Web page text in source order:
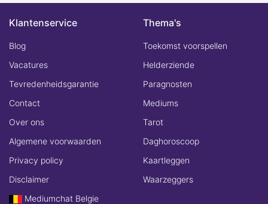
Klantenservice
Blog
Vacatures
Tevredenheidsgarantie
Contact
Over ons
Algemene voorwaarden
Privacy policy
Disclaimer
Mediumchat Belgie
Thema's
Toekomst voorspellen
Helderziende
Paragnosten
Mediums
Tarot
Daghoroscoop
Kaartleggen
Waarzeggers